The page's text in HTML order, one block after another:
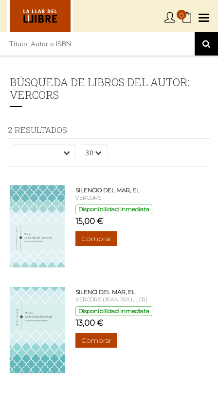
0
BÚSQUEDA DE LIBROS DEL AUTOR:
VERCORS
2 RESULTADOS
SILENCIO DEL MAR, EL
VERCORS
Disponibilidad inmediata
15,00 €
Comprar
SILENCI DEL MAR, EL
VERCORS (JEAN BRULLER)
Disponibilidad inmediata
13,00 €
Comprar